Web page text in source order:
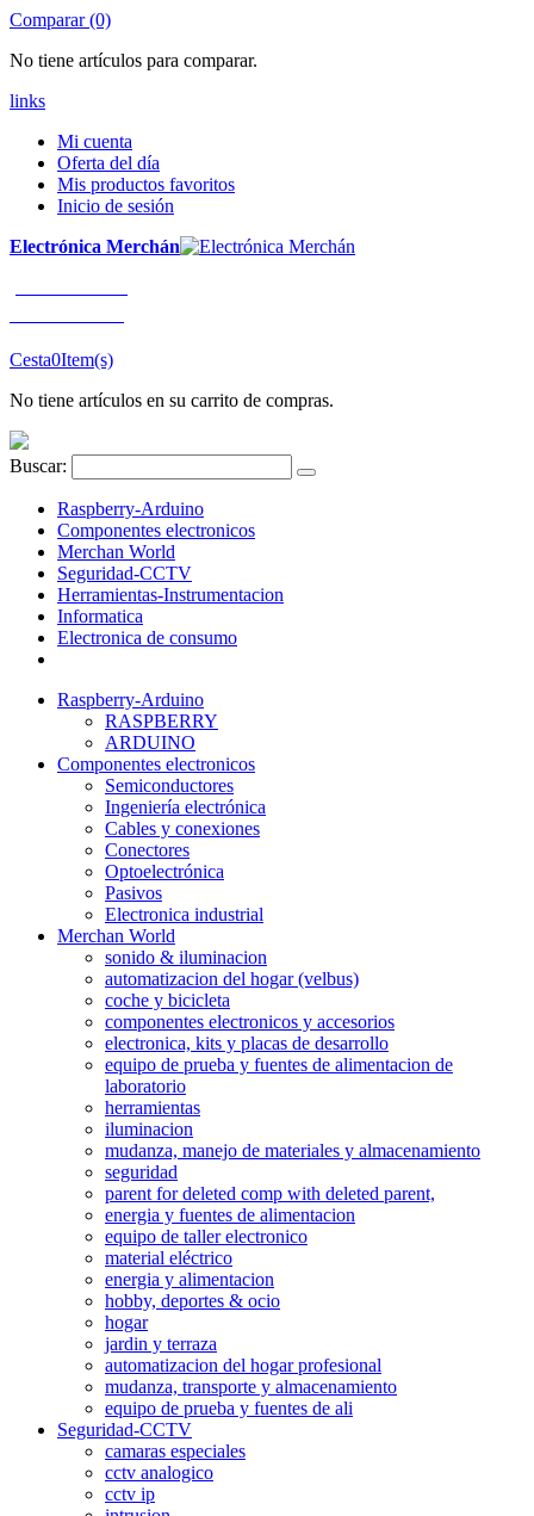
Comparar (0)
No tiene artículos para comparar.
links
Mi cuenta
Oferta del día
Mis productos favoritos
Inicio de sesión
Electrónica Merchán
Cesta0Item(s)
No tiene artículos en su carrito de compras.
Buscar:
Raspberry-Arduino
Componentes electronicos
Merchan World
Seguridad-CCTV
Herramientas-Instrumentacion
Informatica
Electronica de consumo
Raspberry-Arduino
RASPBERRY
ARDUINO
Componentes electronicos
Semiconductores
Ingeniería electrónica
Cables y conexiones
Conectores
Optoelectrónica
Pasivos
Electronica industrial
Merchan World
sonido & iluminacion
automatizacion del hogar (velbus)
coche y bicicleta
componentes electronicos y accesorios
electronica, kits y placas de desarrollo
equipo de prueba y fuentes de alimentacion de
laboratorio
herramientas
iluminacion
mudanza, manejo de materiales y almacenamiento
seguridad
parent for deleted comp with deleted parent,
energia y fuentes de alimentacion
equipo de taller electronico
material eléctrico
energia y alimentacion
hobby, deportes & ocio
hogar
jardin y terraza
automatizacion del hogar profesional
mudanza, transporte y almacenamiento
equipo de prueba y fuentes de ali
Seguridad-CCTV
camaras especiales
cctv analogico
cctv ip